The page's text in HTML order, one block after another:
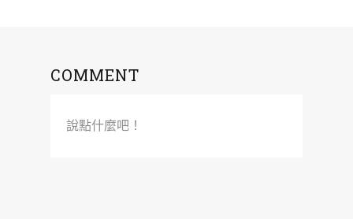
COMMENT
說點什麼吧！